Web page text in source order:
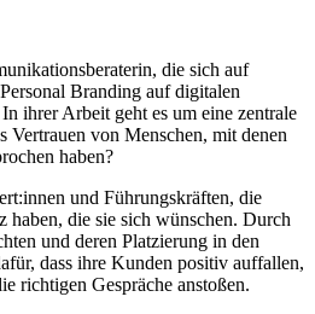
die sich auf
Branding auf digitalen
ihrer Arbeit geht es um eine zentrale
Vertrauen von Menschen, mit denen
haben?
und Führungskräften, die
haben, die sie sich wünschen. Durch
und deren Platzierung in den
dass ihre Kunden positiv auffallen,
richtigen Gespräche anstoßen.